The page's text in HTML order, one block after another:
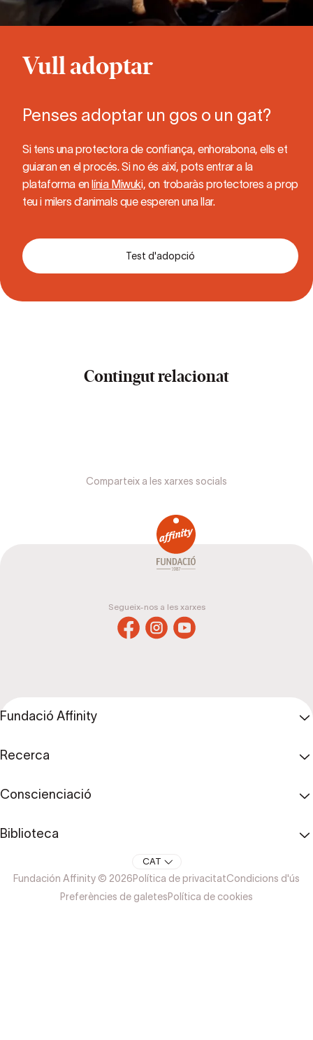
Vull adoptar
Penses adoptar un gos o un gat?
Si tens una protectora de confiança, enhorabona, ells et
guiaran en el procés. Si no és així, pots entrar a la
plataforma enlínia Miwuki, on trobaràs protectores a prop
teu i milers d'animals que esperen una llar.
Test d'adopció
Contingut relacionat
Comparteix a les xarxes socials
Segueix-nos a les xarxes
Fundació Affinity
Recerca
Conscienciació
Biblioteca
CAT
Fundación Affinity © 2026Política de privacitatCondicions d'ús
Preferències de galetesPolítica de cookies